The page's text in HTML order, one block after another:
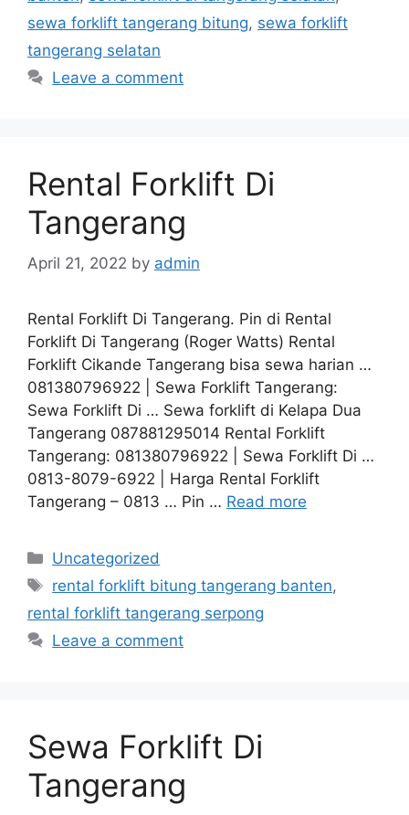
sewa forklift tangerang bitung, sewa forklift
tangerang selatan
Leave a comment
Rental Forklift Di
Tangerang
April 21, 2022 by admin
Rental Forklift Di Tangerang. Pin di Rental
Forklift Di Tangerang (Roger Watts) Rental
Forklift Cikande Tangerang bisa sewa harian …
081380796922 | Sewa Forklift Tangerang:
Sewa Forklift Di … Sewa forklift di Kelapa Dua
Tangerang 087881295014 Rental Forklift
Tangerang: 081380796922 | Sewa Forklift Di …
0813-8079-6922 | Harga Rental Forklift
Tangerang – 0813 … Pin … Read more
Categories
Uncategorized
Tags
rental forklift bitung tangerang banten,
rental forklift tangerang serpong
Leave a comment
Sewa Forklift Di
Tangerang